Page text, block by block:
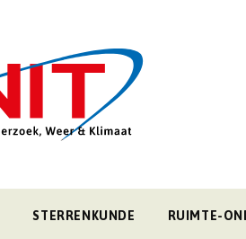
STERRENKUNDE RUIMTE-